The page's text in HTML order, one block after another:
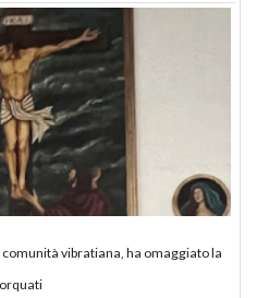
vibratiana, ha omaggiato la